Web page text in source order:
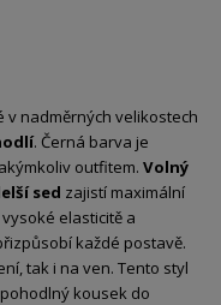
v nadměrných velikostech
. Černá barva je
outfitem. Volný
sed zajistí maximální
elasticitě a
každé postavě.
tak i na ven. Tento styl
kousek do